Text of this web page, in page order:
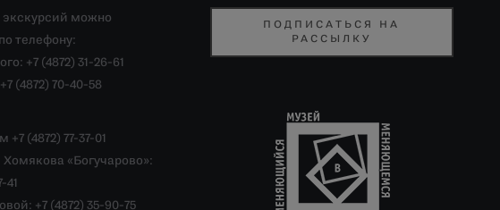
экскурсий можно
телефону:
+7 (4872) 31-26-61
(4872) 70-40-58
(4872) 77-37-01
«Богучарово»:
41
+7 (4872) 35-90-75
ПОДПИСАТЬСЯ НА
РАССЫЛКУ